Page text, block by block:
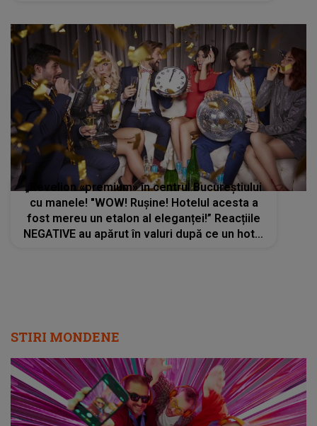
„Revelion «premium» în centrul Bucureștiului
cu manele! "WOW! Rușine! Hotelul acesta a
fost mereu un etalon al eleganței!” Reacțiile
NEGATIVE au apărut în valuri după ce un hotel
STIRI MONDENE